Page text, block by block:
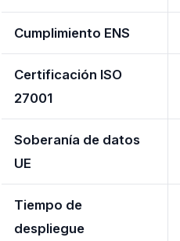
Cumplimiento ENS
Certificación ISO
27001
Soberanía de datos
UE
Tiempo de
despliegue